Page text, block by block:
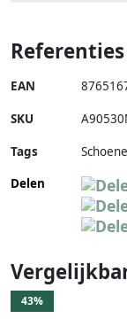
Referenties
EAN
SKU
Tags
Delen
43%